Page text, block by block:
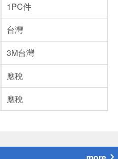
1PC件
台灣
3M台灣
應稅
應稅